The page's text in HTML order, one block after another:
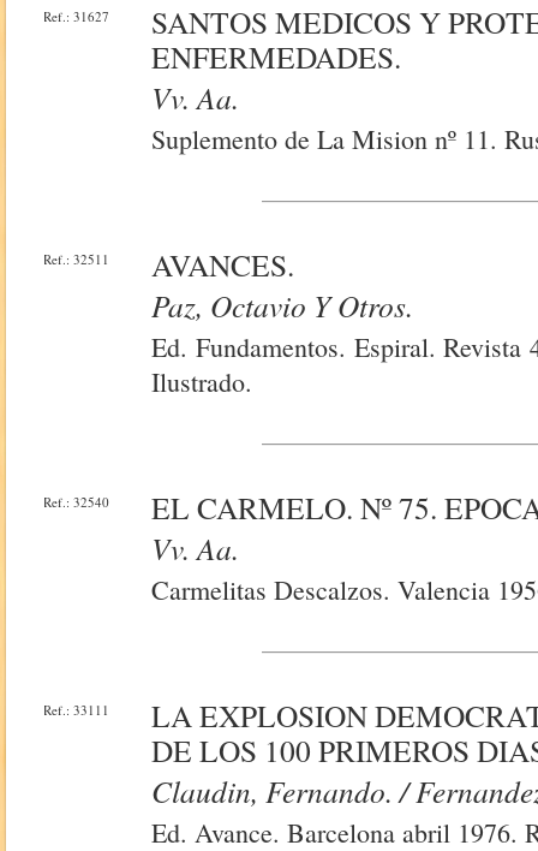
Ref.: 31627
SANTOS MEDICOS Y
ENFERMEDADES.
Vv. Aa.
Suplemento de La Mision nº 11.
Ref.: 32511
AVANCES.
Paz, Octavio Y Otros.
Ed. Fundamentos. Espiral.
Ilustrado.
Ref.: 32540
EL CARMELO. Nº 75.
Vv. Aa.
Carmelitas Descalzos. Valencia
Ref.: 33111
LA EXPLOSION
DE LOS 100 PRIMEROS
Claudin, Fernando. /
Ed. Avance. Barcelona abril 1976.